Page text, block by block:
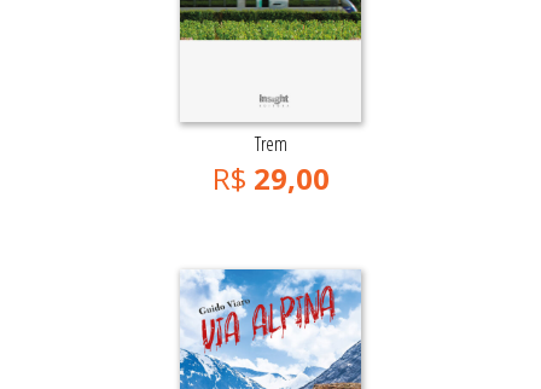
Trem
R$ 29,00